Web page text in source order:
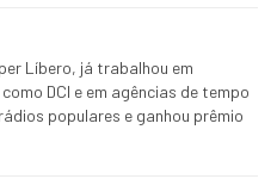
Líbero, já trabalhou em
DCI e em agências de tempo
populares e ganhou prêmio